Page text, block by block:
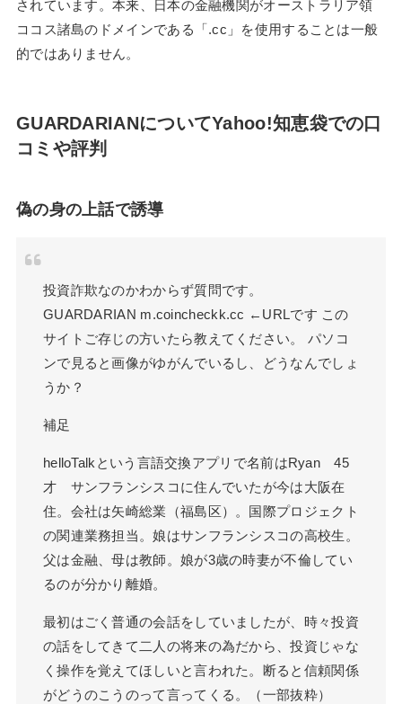
されています。本来、日本の金融機関がオーストラリア領
ココス諸島のドメインである「.cc」を使用することは一般
的ではありません。
GUARDARIANについてYahoo!知恵袋での口
コミや評判
偽の身の上話で誘導
投資詐欺なのかわからず質問です。
GUARDARIAN m.coincheckk.cc ←URLです この
サイトご存じの方いたら教えてください。 パソコ
ンで見ると画像がゆがんでいるし、どうなんでしょ
うか？
補足
helloTalkという言語交換アプリで名前はRyan 45
才 サンフランシスコに住んでいたが今は大阪在
住。会社は矢崎総業（福島区）。国際プロジェクト
の関連業務担当。娘はサンフランシスコの高校生。
父は金融、母は教師。娘が3歳の時妻が不倫してい
るのが分かり離婚。
最初はごく普通の会話をしていましたが、時々投資
の話をしてきて二人の将来の為だから、投資じゃな
く操作を覚えてほしいと言われた。断ると信頼関係
がどうのこうのって言ってくる。（一部抜粋）